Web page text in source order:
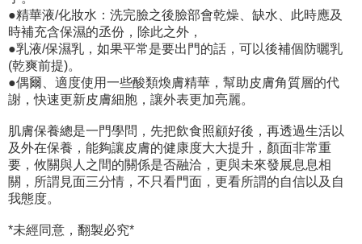
●精華液/化妝水：洗完臉之後臉部會乾燥、缺水、此時應及
時補充含保濕的丞份，除此之外，
●乳液/保濕乳，如果平常是要出門的話，可以後補個防曬乳
(乾爽前提)。
●偶爾、適度使用一些酸類煥膚精華，幫助皮膚角質層的代
謝，快速更新皮膚細胞，讓外表更加亮麗。
肌膚保養總是一門學問，先把飲食照顧好後，再透過生活以
及外在保養，能夠讓皮膚的健康度大大提升，顏面非常重
要，攸關與人之間的關係是否融洽，更與未來發展息息相
關，所謂見面三分情，不只看門面，更看所謂的自信以及自
我態度。
*未經同意，翻製必究*